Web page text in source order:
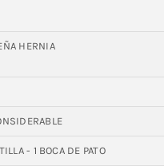
HERNIA
- 1 BOCA DE PATO